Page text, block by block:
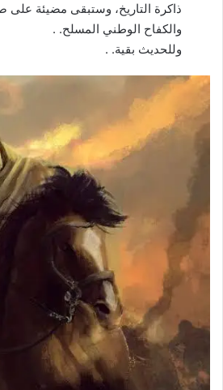
ذاكرة التاريخ، وستبقى مضيئة
والكفاح الوطني المسلح. .
وللحديث بقية. .